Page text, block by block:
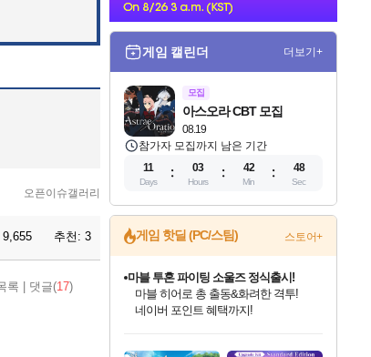
오픈이슈갤러리
9,655 추천: 3
록 댓글(17)
게임 캘린더 더보기+
모집
08.19
아스오라 CBT 모집
참가자 모집까지 남은 기간
11
Days
03
Hours
42
Min
45
Sec
게임 핫딜 (PC/스팀) 스토어+
마블 투혼 파이팅 소울즈 정식출시!
마블 히어로 총 출동&화려한 격투!
네이버 포인트 혜택까지!